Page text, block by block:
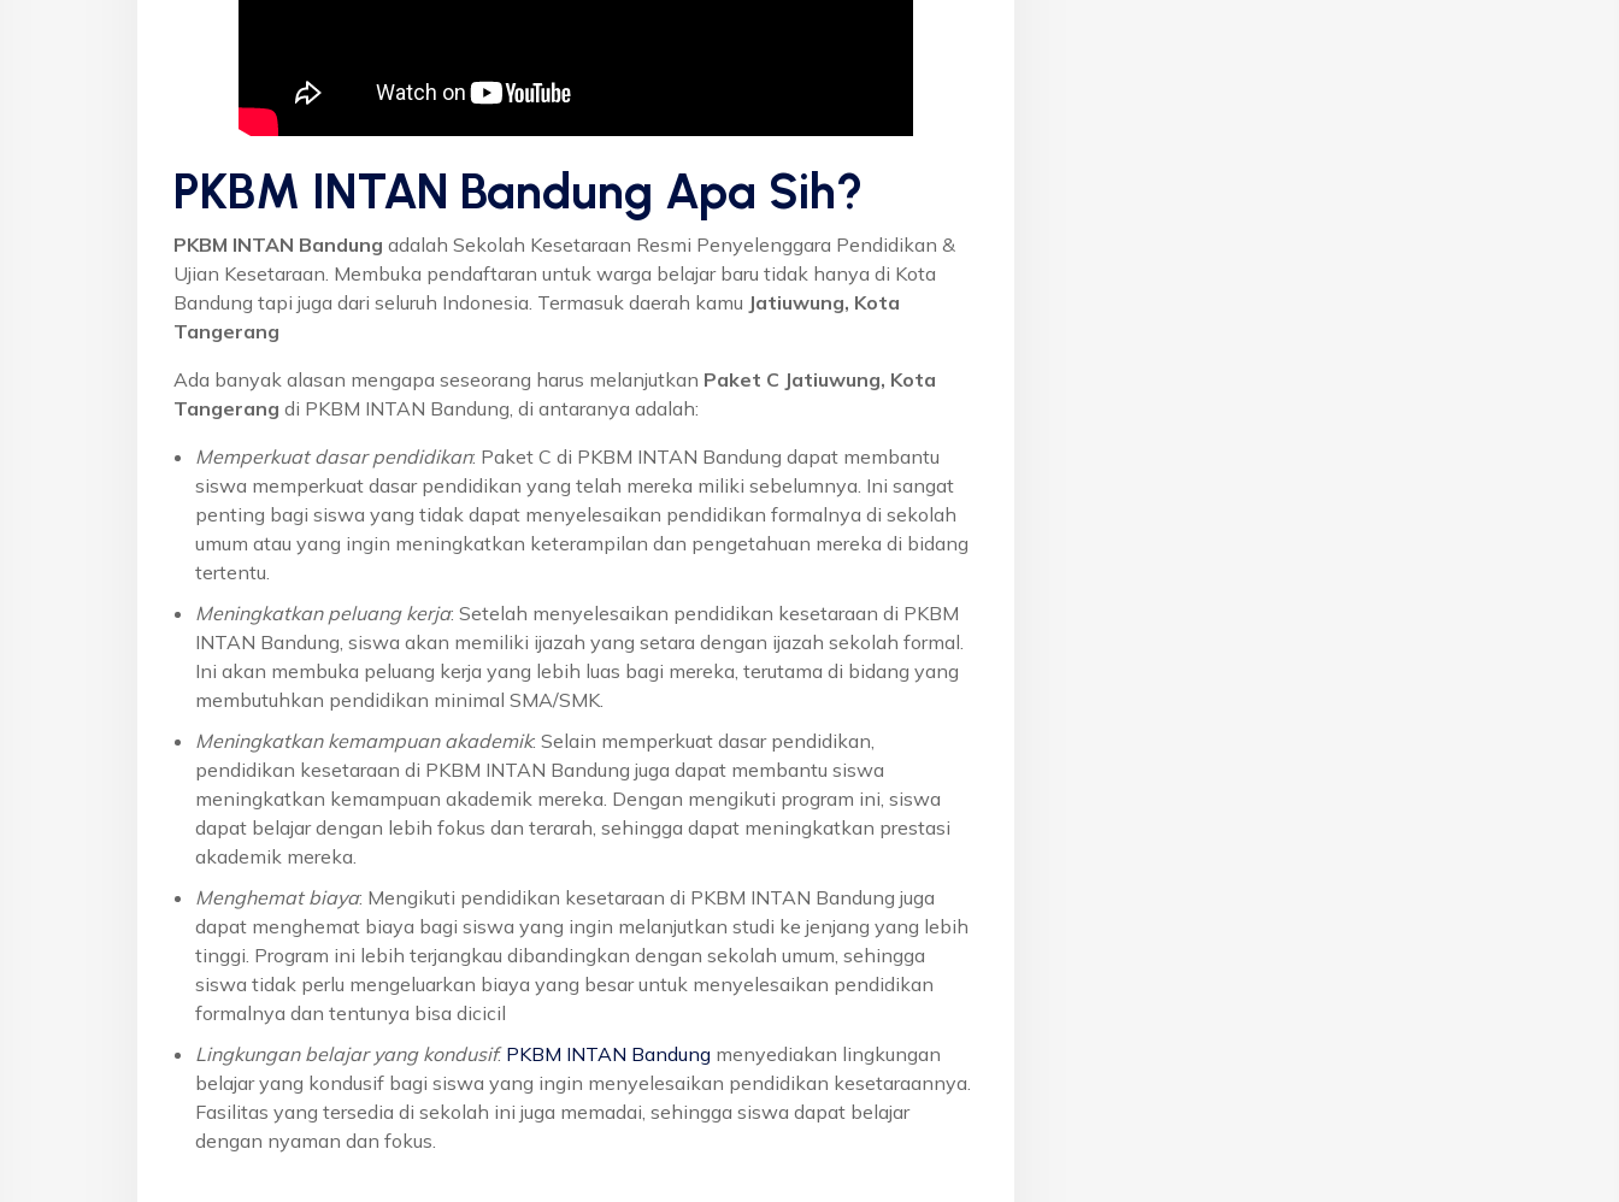
PKBM INTAN Bandung Apa Sih?
PKBM INTAN Bandung adalah Sekolah Kesetaraan Resmi Penyelenggara Pendidikan &
Ujian Kesetaraan. Membuka pendaftaran untuk warga belajar baru tidak hanya di Kota
Bandung tapi juga dari seluruh Indonesia. Termasuk daerah kamu Jatiuwung, Kota
Tangerang
Ada banyak alasan mengapa seseorang harus melanjutkan Paket C Jatiuwung, Kota
Tangerang di PKBM INTAN Bandung, di antaranya adalah:
Memperkuat dasar pendidikan: Paket C di PKBM INTAN Bandung dapat membantu
siswa memperkuat dasar pendidikan yang telah mereka miliki sebelumnya. Ini sangat
penting bagi siswa yang tidak dapat menyelesaikan pendidikan formalnya di sekolah
umum atau yang ingin meningkatkan keterampilan dan pengetahuan mereka di bidang
tertentu.
Meningkatkan peluang kerja: Setelah menyelesaikan pendidikan kesetaraan di PKBM
INTAN Bandung, siswa akan memiliki ijazah yang setara dengan ijazah sekolah formal.
Ini akan membuka peluang kerja yang lebih luas bagi mereka, terutama di bidang yang
membutuhkan pendidikan minimal SMA/SMK.
Meningkatkan kemampuan akademik: Selain memperkuat dasar pendidikan,
pendidikan kesetaraan di PKBM INTAN Bandung juga dapat membantu siswa
meningkatkan kemampuan akademik mereka. Dengan mengikuti program ini, siswa
dapat belajar dengan lebih fokus dan terarah, sehingga dapat meningkatkan prestasi
akademik mereka.
Menghemat biaya: Mengikuti pendidikan kesetaraan di PKBM INTAN Bandung juga
dapat menghemat biaya bagi siswa yang ingin melanjutkan studi ke jenjang yang lebih
tinggi. Program ini lebih terjangkau dibandingkan dengan sekolah umum, sehingga
siswa tidak perlu mengeluarkan biaya yang besar untuk menyelesaikan pendidikan
formalnya dan tentunya bisa dicicil
Lingkungan belajar yang kondusif: PKBM INTAN Bandung menyediakan lingkungan
belajar yang kondusif bagi siswa yang ingin menyelesaikan pendidikan kesetaraannya.
Fasilitas yang tersedia di sekolah ini juga memadai, sehingga siswa dapat belajar
dengan nyaman dan fokus.